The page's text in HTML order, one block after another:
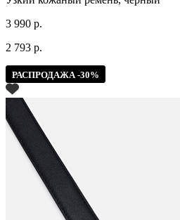
3 990 р.
2 793 р.
РАСПРОДАЖА -30%